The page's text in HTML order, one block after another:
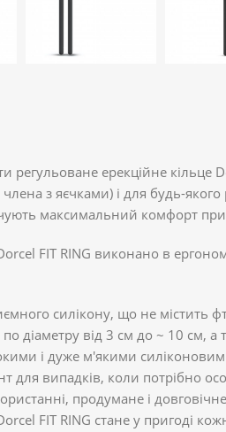
регульоване ерекційне кільце
з яєчками) і для будь-
максимальний комфорт
FIT RING виконано в
силікону, що не містить
діаметру від 3 см до ~ 10 см,
і дуже м'якими
для випадків, коли потрібно
продумане і
FIT RING стане у пригоді